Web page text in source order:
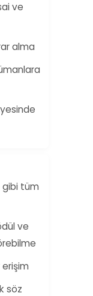
ve
alma
gibi tüm
ve
söz